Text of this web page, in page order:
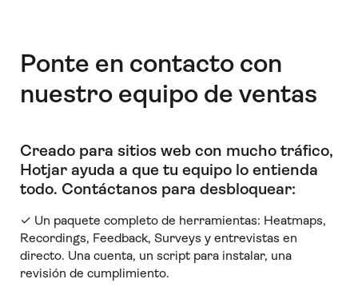
Ponte en contacto con
nuestro equipo de ventas
Creado para sitios web con mucho tráfico,
Hotjar ayuda a que tu equipo lo entienda
todo. Contáctanos para desbloquear:
✓ Un paquete completo de herramientas: Heatmaps,
Recordings, Feedback, Surveys y entrevistas en
directo. Una cuenta, un script para instalar, una
revisión de cumplimiento.